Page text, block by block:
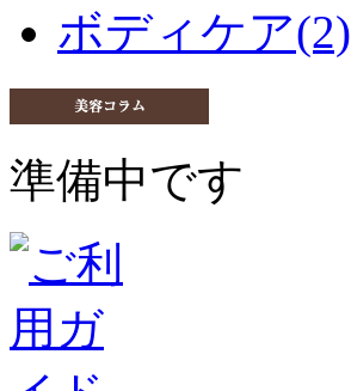
ボディケア(2)
準備中です